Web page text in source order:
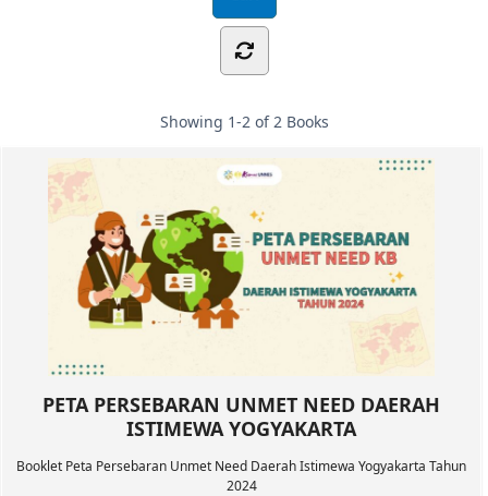
Showing 1-2 of 2Books
PETA PERSEBARAN UNMET NEED DAERAH
ISTIMEWA YOGYAKARTA
Booklet Peta Persebaran Unmet Need Daerah Istimewa Yogyakarta Tahun
2024